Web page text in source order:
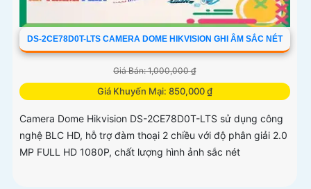
DS-2CE78D0T-LTS CAMERA DOME HIKVISION GHI ÂM SẮC NÉT
Giá Bán: 1,000,000 ₫
Giá Khuyến Mại: 850,000 ₫
Camera Dome Hikvision DS-2CE78D0T-LTS sử dụng công
nghệ BLC HD, hỗ trợ đàm thoại 2 chiều với độ phân giải 2.0
MP FULL HD 1080P, chất lượng hình ảnh sắc nét